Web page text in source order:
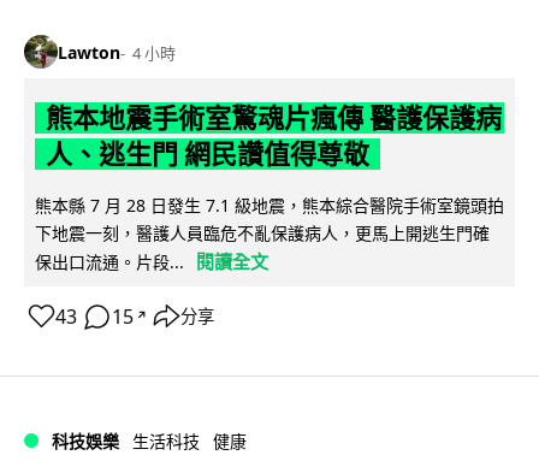
Lawton 4 小時
熊本地震手術室驚魂片瘋傳 醫護保護病
人、逃生門 網民讚值得尊敬
熊本縣 7 月 28 日發生 7.1 級地震，熊本綜合醫院手術室鏡頭拍
下地震一刻，醫護人員臨危不亂保護病人，更馬上開逃生門確
保出口流通。片段...
閱讀全文
43 15 ↗ 分享
科技娛樂 生活科技 健康